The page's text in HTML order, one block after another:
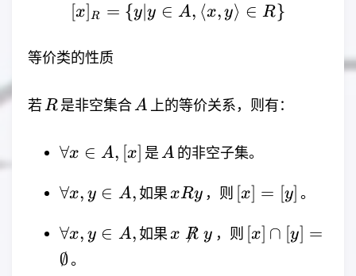
[x]_R = \lbrace{}y | y
[x]R = {y∣y ∈ A, ⟨x, y⟩ ∈ R}
等价类的性质
若 R
R是非空集合 A
A 上的等价关系，则有：
\forall
A, [x]
∀x ∈ A, [x] 是 A
A 的非空子集。
\forall
\in A,
∀x, y ∈ A,如果 xRy
xRy ，则 [x]
[y]
[x] = [y] 。
\forall
x,y
∀x, y ∈ A,如果 x \not
x 
R y ，则 [x] \cap
[x] ∩ [y] =
∅。